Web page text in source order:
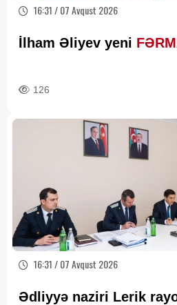
16:31 / 07 Avqust 2026
İlham Əliyev yeni
126
16:31 / 07 Avqust 2026
Ədliyyə naziri Lerik